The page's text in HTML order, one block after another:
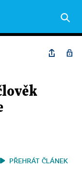
PŘEHRÁT ČLÁNEK